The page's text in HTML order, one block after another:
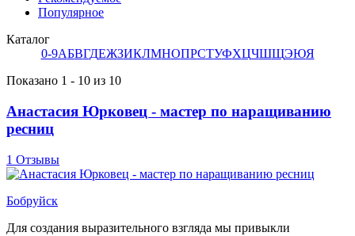
Популярное
Каталог
0-9АБВГДЕЖЗИКЛМНОПРСТУФХЦЧШЩЭЮЯ
Показано 1 - 10 из 10
Анастасия Юрковец - мастер по наращиванию
ресниц
1 Отзывы
Бобруйск
Для создания выразительного взгляда мы привыкли